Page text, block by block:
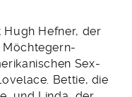
Hugh Hefner, der
Sex-
Bettie, die